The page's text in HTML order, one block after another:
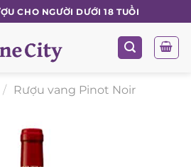
CHO NGƯỜI DƯỚI 18 TUỔI
/ Rượu vang Pinot Noir